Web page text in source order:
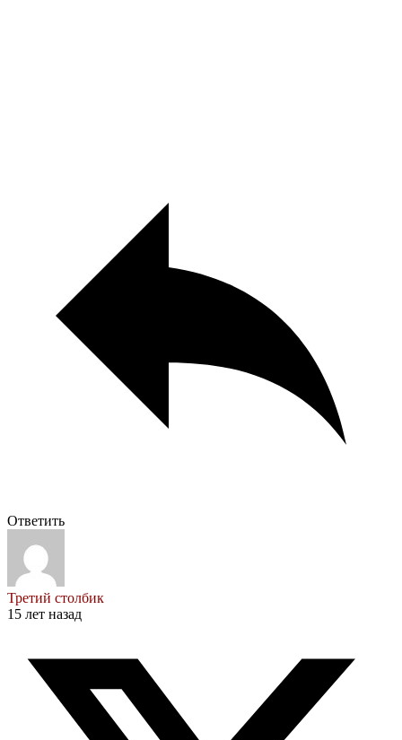
Ответить
Третий столбик
15 лет назад